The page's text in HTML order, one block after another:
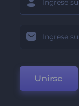
Unirse